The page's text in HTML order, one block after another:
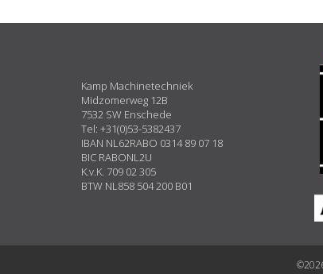
US
Kamp Machinetechniek
Midzomerweg 12B
7532 SW Enschede
Tel: +31(0)53-5382437
IBAN NL62RABO 0314 89 07 18
BIC RABONL2U
K.v.K. 709 02 305
BTW NL858 504 200 B01